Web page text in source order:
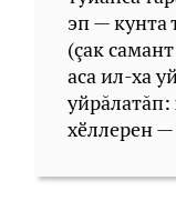
эп — кунта
(çак
аса ил-ха
уйрăлатăп:
хӗллерен